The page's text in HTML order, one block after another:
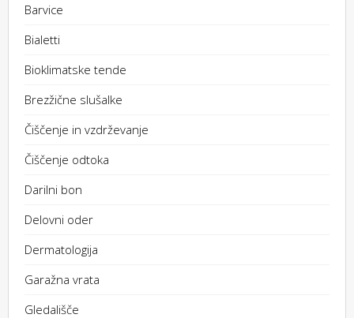
Barvice
Bialetti
Bioklimatske tende
Brezžične slušalke
Čiščenje in vzdrževanje
Čiščenje odtoka
Darilni bon
Delovni oder
Dermatologija
Garažna vrata
Gledališče